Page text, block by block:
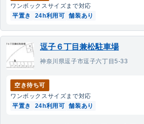
ワンボックスサイズまで対応
平置き
24h利用可 舗装あり
逗子６丁目兼松駐車場
神奈川県逗子市逗子六丁目5-33
空き待ち可
ワンボックスサイズまで対応
平置き
24h利用可 舗装あり